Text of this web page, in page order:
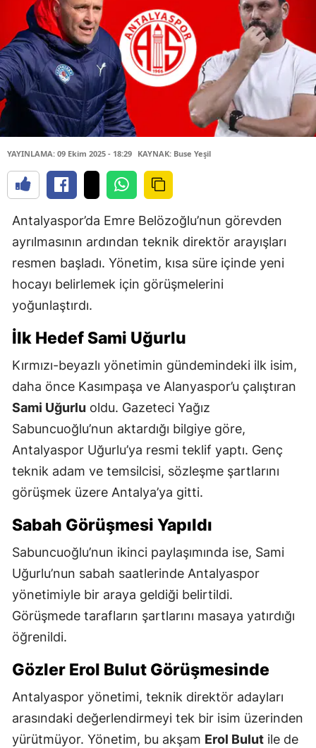
YAYINLAMA: 09 Ekim 2025 - 18:29 KAYNAK: Buse Yeşil
Antalyaspor’da Emre Belözoğlu’nun görevden
ayrılmasının ardından teknik direktör arayışları
resmen başladı. Yönetim, kısa süre içinde yeni
hocayı belirlemek için görüşmelerini
yoğunlaştırdı.
İlk Hedef Sami Uğurlu
Kırmızı-beyazlı yönetimin gündemindeki ilk isim,
daha önce Kasımpaşa ve Alanyaspor’u çalıştıran
Sami Uğurlu oldu. Gazeteci Yağız
Sabuncuoğlu’nun aktardığı bilgiye göre,
Antalyaspor Uğurlu’ya resmi teklif yaptı. Genç
teknik adam ve temsilcisi, sözleşme şartlarını
görüşmek üzere Antalya’ya gitti.
Sabah Görüşmesi Yapıldı
Sabuncuoğlu’nun ikinci paylaşımında ise, Sami
Uğurlu’nun sabah saatlerinde Antalyaspor
yönetimiyle bir araya geldiği belirtildi.
Görüşmede tarafların şartlarını masaya yatırdığı
öğrenildi.
Gözler Erol Bulut Görüşmesinde
Antalyaspor yönetimi, teknik direktör adayları
arasındaki değerlendirmeyi tek bir isim üzerinden
yürütmüyor. Yönetim, bu akşam Erol Bulut ile de